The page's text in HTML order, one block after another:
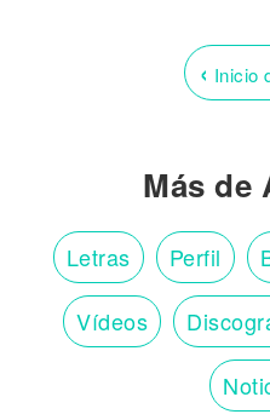
‹ Inicio
Más de
Letras Perfil
Vídeos